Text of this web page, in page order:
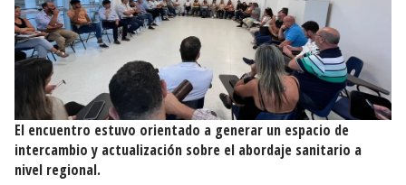
El encuentro estuvo orientado a generar un espacio de
intercambio y actualización sobre el abordaje sanitario a
nivel regional.